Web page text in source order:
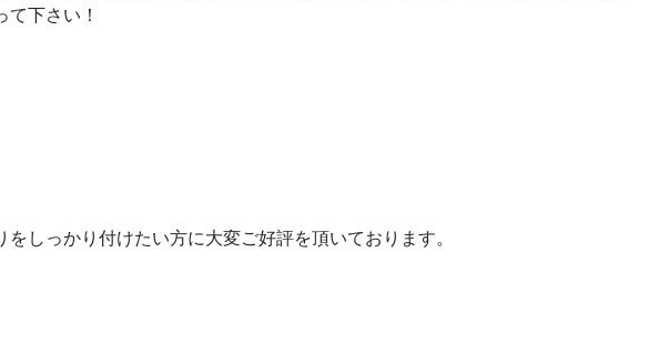
下さい！
しっかり付けたい方に大変ご好評を頂いております。